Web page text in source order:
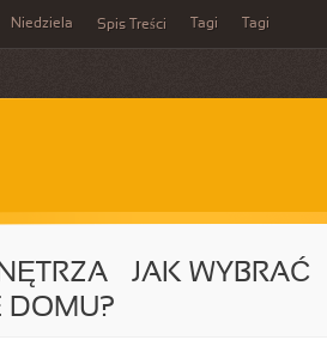
Niedziela Spis Treści Tagi Tagi
– JAK WYBRAĆ
DOMU?